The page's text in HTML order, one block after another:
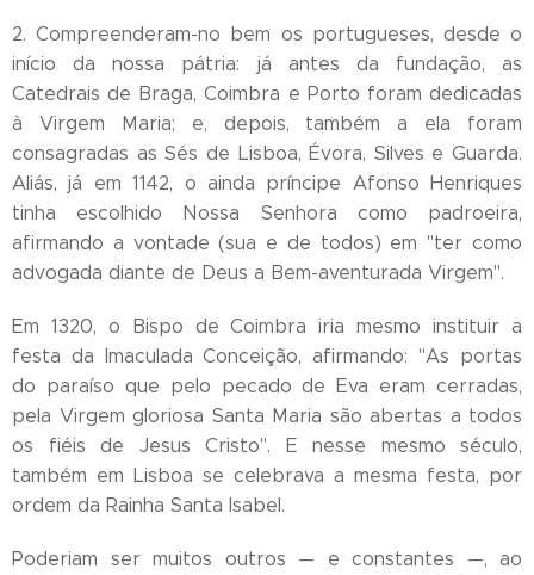
2. Compreenderam-no bem os portugueses, desde o
início da nossa pátria: já antes da fundação, as
Catedrais de Braga, Coimbra e Porto foram dedicadas
à Virgem Maria; e, depois, também a ela foram
consagradas as Sés de Lisboa, Évora, Silves e Guarda.
Aliás, já em 1142, o ainda príncipe Afonso Henriques
tinha escolhido Nossa Senhora como padroeira,
afirmando a vontade (sua e de todos) em "ter como
advogada diante de Deus a Bem-aventurada Virgem".
Em 1320, o Bispo de Coimbra iria mesmo instituir a
festa da Imaculada Conceição, afirmando: "As portas
do paraíso que pelo pecado de Eva eram cerradas,
pela Virgem gloriosa Santa Maria são abertas a todos
os fiéis de Jesus Cristo". E nesse mesmo século,
também em Lisboa se celebrava a mesma festa, por
ordem da Rainha Santa Isabel.
Poderiam ser muitos outros — e constantes —, ao